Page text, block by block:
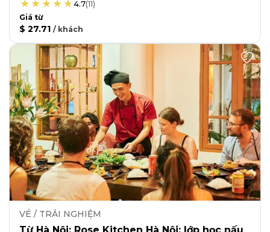
4.7(11)
Giá từ
$ 27.71 / khách
VÉ / TRẢI NGHIỆM